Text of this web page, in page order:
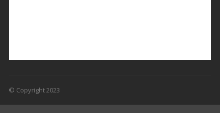
© Copyright 2023